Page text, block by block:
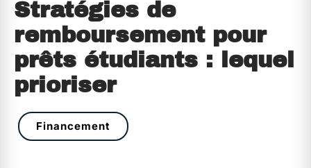
Stratégies de
remboursement pour
prêts étudiants : lequel
prioriser
Financement